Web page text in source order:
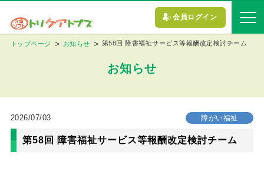
会員ログイン
トップページ お知らせ 第58回 障害福祉サービス等報酬改定検討チーム
お知らせ
2026/07/03 障がい福祉
第58回 障害福祉サービス等報酬改定検討チーム